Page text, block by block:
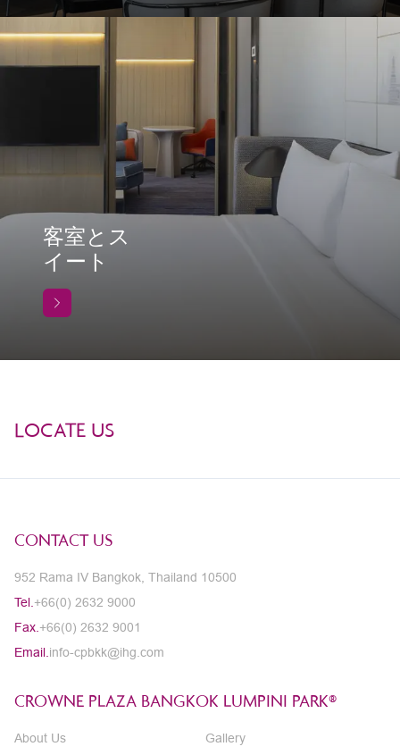
客室とス
イート
LOCATE US
CONTACT US
952 Rama IV Bangkok, Thailand 10500
Tel.+66(0) 2632 9000
Fax.+66(0) 2632 9001
Email.info-cpbkk@ihg.com
CROWNE PLAZA BANGKOK LUMPINI PARK®
About Us
Gallery